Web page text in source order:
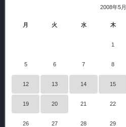
2008年5月
月 火 水 木
1
5 6 7 8
12 13 14 15
19 20 21 22
26 27 28 29